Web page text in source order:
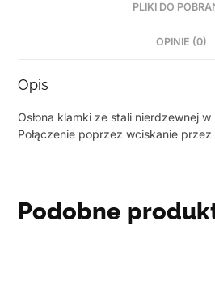
PLIKI DO
OPINIE (0)
Opis
Osłona klamki ze stali nierdzewnej w
Połączenie poprzez wciskanie
Podobne